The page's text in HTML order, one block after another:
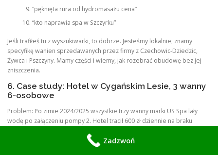
“pęknięta rura od hydromasażu cena”
“kto naprawia spa w Szczyrku”
Jeśli trafiłeś tu z wyszukiwarki, to dobrze. Jesteśmy lokalnie, znamy
specyfikę wanien sprzedawanych przez firmy z Czechowic-Dziedzic,
Żywca i Pszczyny. Mamy części i wiemy, jak rozebrać obudowę bez jej
zniszczenia.
6. Case study: Hotel w Cygańskim Lesie, 3 wanny
6-osobowe
Problem: Po zimie 2024/2025 wszystkie trzy wanny marki US Spa lały
wodę po załączeniu pompy 2. Hotel tracił 600 zł dziennie na braku
Diagnoza: W każdej wannie pęknięte manifoldy 8-portowe na obiegu
pompy 2. Przyczyna: obsługa spuściła wodę, ale nie przedmuchała dysz.
Zadzwoń